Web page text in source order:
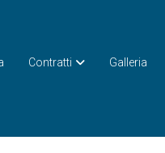
Contratti Galleria